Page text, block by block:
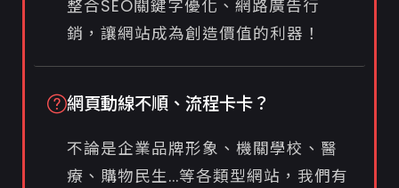
整合SEO關鍵字優化、網路廣告行
銷，讓網站成為創造價值的利器！
網頁動線不順、流程卡卡？
不論是企業品牌形象、機關學校、醫
療、購物民生...等各類型網站，我們有